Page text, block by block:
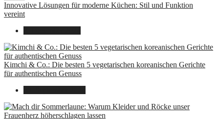
Innovative Lösungen für moderne Küchen: Stil und Funktion
vereint
Kimchi & Co.: Die besten 5 vegetarischen koreanischen Gerichte
für authentischen Genuss